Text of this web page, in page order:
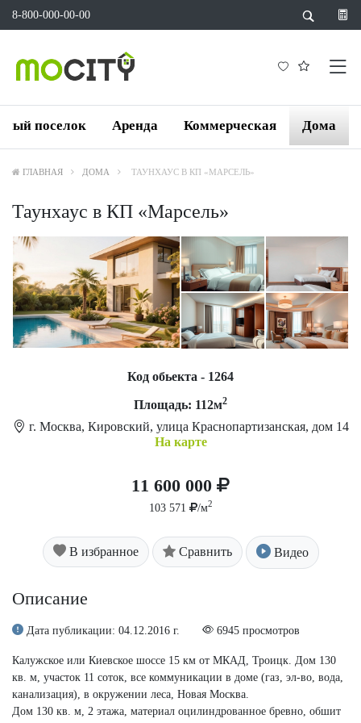
8-800-000-00-00
поселок Аренда Коммерческая Дома
ГЛАВНАЯ ДОМА ТАУНХАУС В КП «МАРСЕЛЬ»
Таунхаус в КП «Марсель»
Код обьекта - 1264
Площадь: 112м2
г. Москва, Кировский, улица Краснопартизанская, дом 14
На карте
11 600 000
103 571 /м2
В избранное Сравнить Видео
Описание
Дата публикации: 04.12.2016 г. 6945 просмотров
Калужское или Киевское шоссе 15 км от МКАД, Троицк. Дом 130
кв. м, участок 11 соток, все коммуникации в доме (газ, эл-во, вода,
канализация), в окружении леса, Новая Москва.
Дом 130 кв. м, 2 этажа, материал оцилиндрованное бревно, обшит